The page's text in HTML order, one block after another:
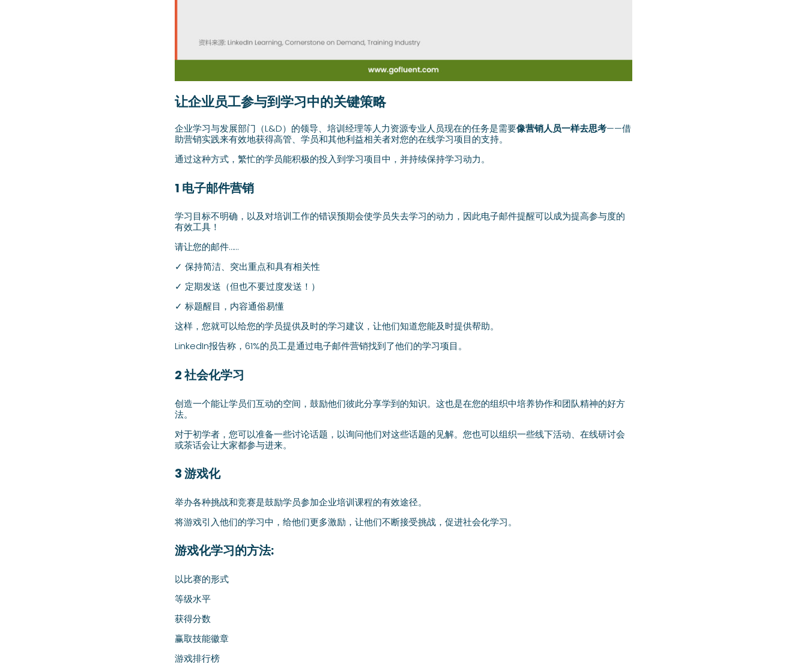
让企业员工参与到学习中的关键策略
企业学习与发展部门（L&D）的领导、培训经理等人力资源专业人员现在的任务是需要像营销人员一样去思考——借
助营销实践来有效地获得高管、学员和其他利益相关者对您的在线学习项目的支持。
通过这种方式，繁忙的学员能积极的投入到学习项目中，并持续保持学习动力。
1 电子邮件营销
学习目标不明确，以及对培训工作的错误预期会使学员失去学习的动力，因此电子邮件提醒可以成为提高参与度的
有效工具！
请让您的邮件……
✓ 保持简洁、突出重点和具有相关性
✓ 定期发送（但也不要过度发送！）
✓ 标题醒目，内容通俗易懂
这样，您就可以给您的学员提供及时的学习建议，让他们知道您能及时提供帮助。
LinkedIn报告称，61%的员工是通过电子邮件营销找到了他们的学习项目。
2 社会化学习
创造一个能让学员们互动的空间，鼓励他们彼此分享学到的知识。这也是在您的组织中培养协作和团队精神的好方
法。
对于初学者，您可以准备一些讨论话题，以询问他们对这些话题的见解。您也可以组织一些线下活动、在线研讨会
或茶话会让大家都参与进来。
3 游戏化
举办各种挑战和竞赛是鼓励学员参加企业培训课程的有效途径。
将游戏引入他们的学习中，给他们更多激励，让他们不断接受挑战，促进社会化学习。
游戏化学习的方法:
以比赛的形式
等级水平
获得分数
赢取技能徽章
游戏排行榜